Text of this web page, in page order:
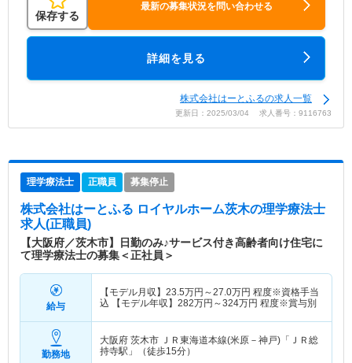
保存する
最新の募集状況を問い合わせる
詳細を見る
株式会社はーとふるの求人一覧
更新日：2025/03/04 求人番号：9116763
理学療法士 正職員 募集停止
株式会社はーとふる ロイヤルホーム茨木の理学療法士
求人(正職員)
【大阪府／茨木市】日勤のみ♪サービス付き高齢者向け住宅に
て理学療法士の募集＜正社員＞
給与
【モデル月収】 23.5万円～27.0万円 程度※資格手当
込 【モデル年収】 282万円～324万円 程度※賞与別
勤務地
大阪府 茨木市 ＪＲ東海道本線(米原－神戸)「ＪＲ総
持寺駅」（徒歩15分）